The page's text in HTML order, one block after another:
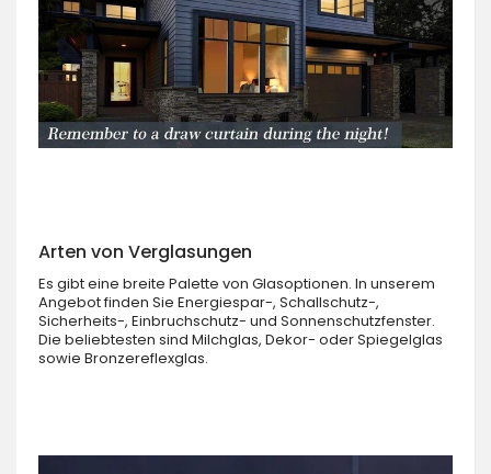
Arten von Verglasungen
Es gibt eine breite Palette von Glasoptionen. In unserem
Angebot finden Sie Energiespar-, Schallschutz-,
Sicherheits-, Einbruchschutz- und Sonnenschutzfenster.
Die beliebtesten sind Milchglas, Dekor- oder Spiegelglas
sowie Bronzereflexglas.